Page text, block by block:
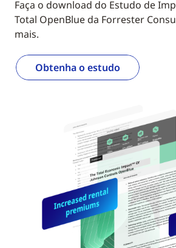
Faça o download do Estudo de
Total OpenBlue da Forrester
mais.
Obtenha o estudo